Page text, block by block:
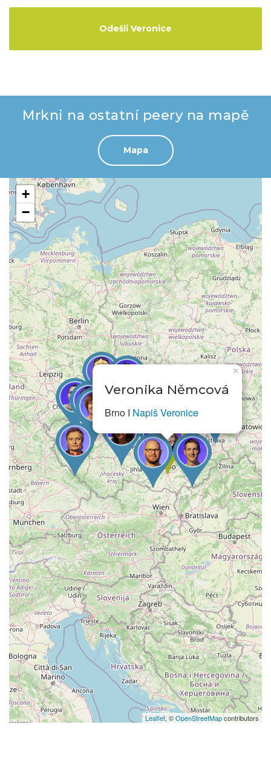
Mrkni na ostatní peery na mapě
Mapa
Veronika Němcová
Brno I Napiš Veronice
×
+
−
Leaflet, ©OpenStreetMapcontributors